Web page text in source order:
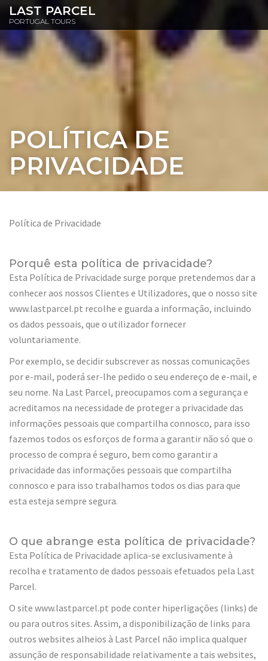
LAST PARCEL
PORTUGAL TOURS
POLÍTICA DE
PRIVACIDADE
Política de Privacidade
Porquê esta política de privacidade?
Esta Política de Privacidade surge porque pretendemos dar a
conhecer aos nossos Clientes e Utilizadores, que o nosso site
www.lastparcel.pt recolhe e guarda a informação, incluindo
os dados pessoais, que o utilizador fornecer
voluntariamente.
Por exemplo, se decidir subscrever as nossas comunicações
por e-mail, poderá ser-lhe pedido o seu endereço de e-mail, e
seu nome. Na Last Parcel, preocupamos com a segurança e
acreditamos na necessidade de proteger a privacidade das
informações pessoais que compartilha connosco, para isso
fazemos todos os esforços de forma a garantir não só que o
processo de compra é seguro, bem como garantir a
privacidade das informações pessoais que compartilha
connosco e para isso trabalhamos todos os dias para que
esta esteja sempre segura.
O que abrange esta política de privacidade?
Esta Política de Privacidade aplica-se exclusivamente à
recolha e tratamento de dados pessoais efetuados pela Last
Parcel.
O site www.lastparcel.pt pode conter hiperligações (links) de
ou para outros sites. Assim, a disponibilização de links para
outros websites alheios à Last Parcel não implica qualquer
assunção de responsabilidade relativamente a tais websites,